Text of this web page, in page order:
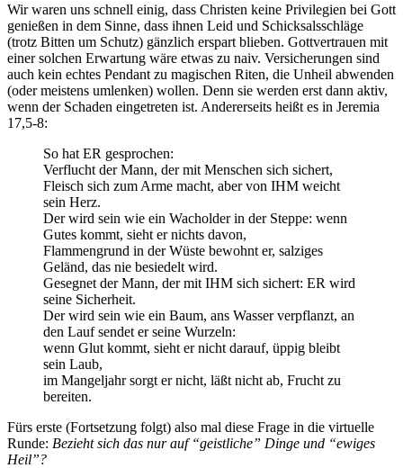
Wir waren uns schnell einig, dass Christen keine Privilegien bei Gott
genießen in dem Sinne, dass ihnen Leid und Schicksalsschläge
(trotz Bitten um Schutz) gänzlich erspart blieben. Gottvertrauen mit
einer solchen Erwartung wäre etwas zu naiv. Versicherungen sind
auch kein echtes Pendant zu magischen Riten, die Unheil abwenden
(oder meistens umlenken) wollen. Denn sie werden erst dann aktiv,
wenn der Schaden eingetreten ist. Andererseits heißt es in Jeremia
17,5-8:
So hat ER gesprochen:
Verflucht der Mann, der mit Menschen sich sichert,
Fleisch sich zum Arme macht, aber von IHM weicht
sein Herz.
Der wird sein wie ein Wacholder in der Steppe: wenn
Gutes kommt, sieht er nichts davon,
Flammengrund in der Wüste bewohnt er, salziges
Geländ, das nie besiedelt wird.
Gesegnet der Mann, der mit IHM sich sichert: ER wird
seine Sicherheit.
Der wird sein wie ein Baum, ans Wasser verpflanzt, an
den Lauf sendet er seine Wurzeln:
wenn Glut kommt, sieht er nicht darauf, üppig bleibt
sein Laub,
im Mangeljahr sorgt er nicht, läßt nicht ab, Frucht zu
bereiten.
Fürs erste (Fortsetzung folgt) also mal diese Frage in die virtuelle
Runde: Bezieht sich das nur auf “geistliche” Dinge und “ewiges
Heil”?